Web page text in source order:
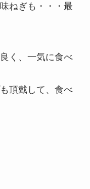
ねぎも・・・最
く、一気に食べ
頂戴して、食べ